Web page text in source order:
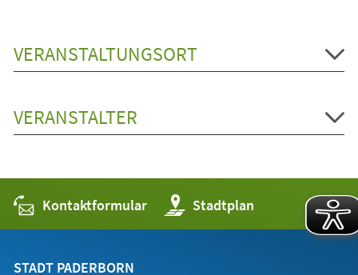
VERANSTALTUNGSORT
VERANSTALTER
Kontaktformular Stadtplan
(Öffnet
in
einem
STADT PADERBORN